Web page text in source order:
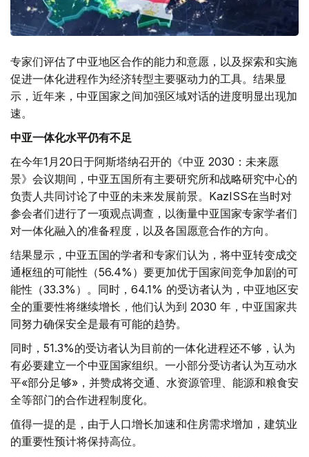
专家们评估了中亚地区合作的能力和意愿，以及探索和实施
促进一体化进程作为经济转型主要驱动力的工具。结果显
示，近年来，中亚国家之间加强区域对话的进度明显出现加
速。
中亚一体化水平仍有不足
在今年1月20日于阿斯塔纳召开的《中亚 2030：未来愿
景》会议期间，中亚五国所有主要研究所和战略研究中心的
负责人共同讨论了中亚的未来发展前景。KazISS在当时对
参会者们进行了一项观点调查，以衡量中亚国家专家学者们
对一体化融入的准备程度，以及各国愿意合作的方向。
结果显示，中亚五国的学者和专家们认为，将中亚转变成交
通枢纽的可能性（56.4%）要更加优于国家间竞争加剧的可
能性（33.3%）。同时，64.1% 的受访者认为，中亚地区安
全的重要性将继续增长，他们认为到 2030 年，中亚国家共
同努力确保安全是最有可能的趋势。
同时，51.3%的受访者认为目前的一体化进程还不够，认为
有必要建立一个中亚国家组织。一小部分受访者认为互动水
平«部分足够»，并赞成将交通、水资源管理、能源和粮食安
全等部门的合作进程制度化。
值得一提的是，由于人口增长加速和住房需求增加，建筑业
的重要性预计将保持高位。